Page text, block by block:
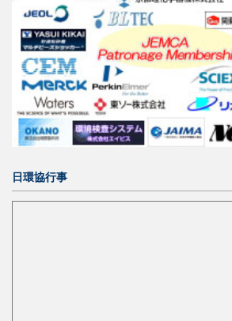
日環協行事